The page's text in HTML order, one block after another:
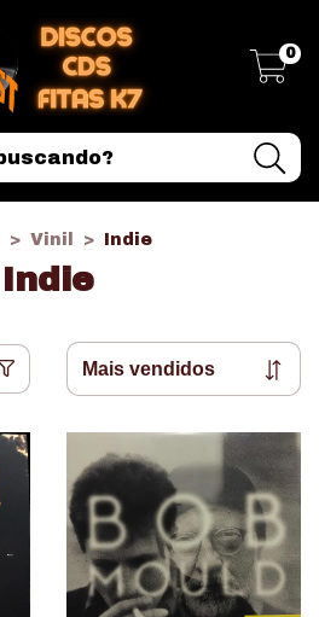
0
> Vinil > Indie
Indie